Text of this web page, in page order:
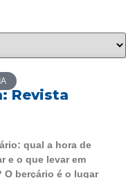
Revista
qual a hora de
e o que levar em
O berçário é o lugar